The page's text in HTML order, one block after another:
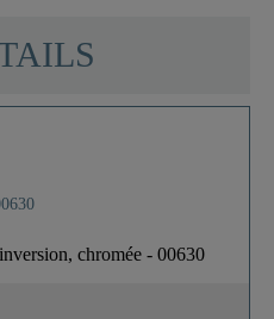
chromée - 00630